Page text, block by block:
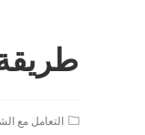
Postالتعامل مع